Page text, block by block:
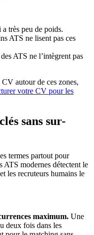
très peu de poids.
ATS ne lisent pas ces
ATS ne l’intègrent pas
autour de ces zones,
votre CV pour les
sans sur-
termes partout pour
ATS modernes détectent le
les recruteurs humains le
maximum. Une
deux fois dans les